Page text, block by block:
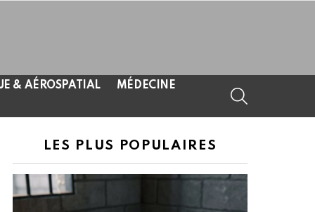
& AÉROSPATIAL MÉDECINE
LES PLUS POPULAIRES